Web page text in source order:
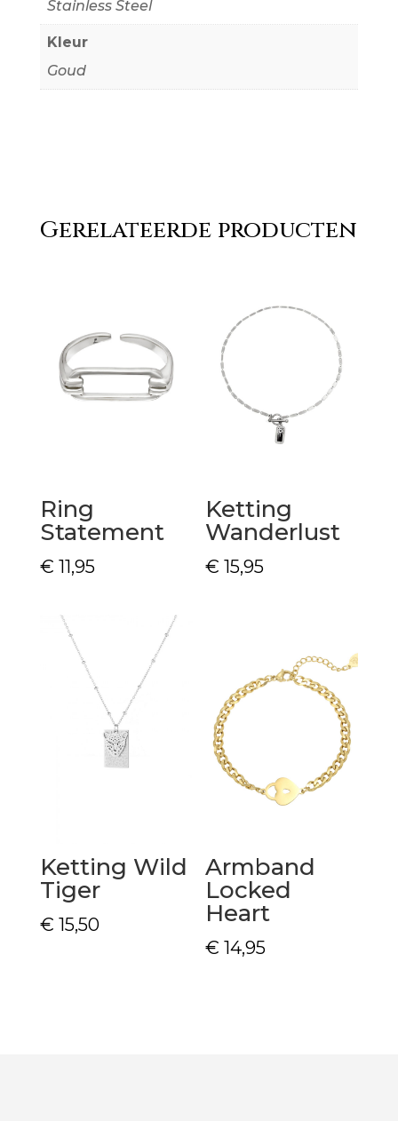
Stainless Steel
Kleur
Goud
Gerelateerde producten
Ring
Statement
€ 11,95
Ketting
Wanderlust
€ 15,95
Ketting Wild
Tiger
€ 15,50
Armband
Locked
Heart
€ 14,95